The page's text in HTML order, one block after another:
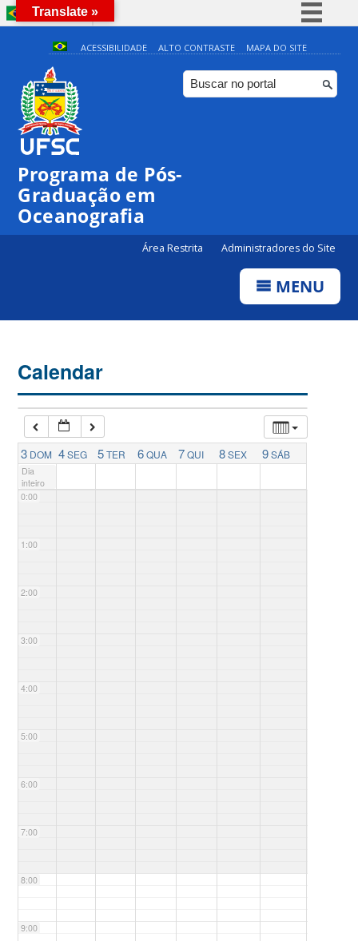
BRASIL
Simplifique!
Comunica BR
Participe
ACESSIBILIDADE ALTO CONTRASTE MAPA DO SITE
Programa de Pós-
Graduação em
Oceanografia
Área Restrita Administradores do Site
MENU
Calendar
3 DOM 4SEG 5TER 6QUA 7QUI 8SEX 9SÁB
Dia
inteiro
0:00
1:00
2:00
3:00
4:00
5:00
6:00
7:00
8:00
9:00
Translate »